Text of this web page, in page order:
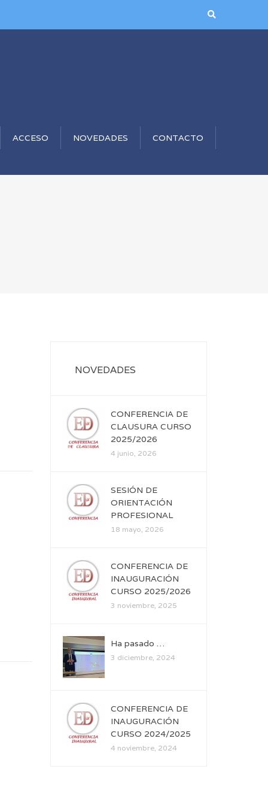
ACCESO NOVEDADES CONTACTO
NOVEDADES
CONFERENCIA DE
CLAUSURA CURSO
2025/2026
4 junio, 2026
SESIÓN DE
ORIENTACIÓN
PROFESIONAL
18 mayo, 2026
CONFERENCIA DE
INAUGURACIÓN
CURSO 2025/2026
3 noviembre, 2025
Ha pasado …
3 diciembre, 2024
CONFERENCIA DE
INAUGURACIÓN
CURSO 2024/2025
4 noviembre, 2024